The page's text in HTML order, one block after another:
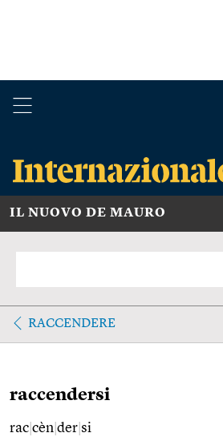
IL NUOVO DE MAURO
RACCENDERE
raccendersi
rac cèn der si